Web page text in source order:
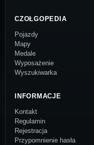
CZOŁGOPEDIA
Pojazdy
Mapy
Medale
Wyposażenie
Wyszukiwarka
INFORMACJE
Kontakt
Regulamin
Rejestracja
Przypomnienie hasła